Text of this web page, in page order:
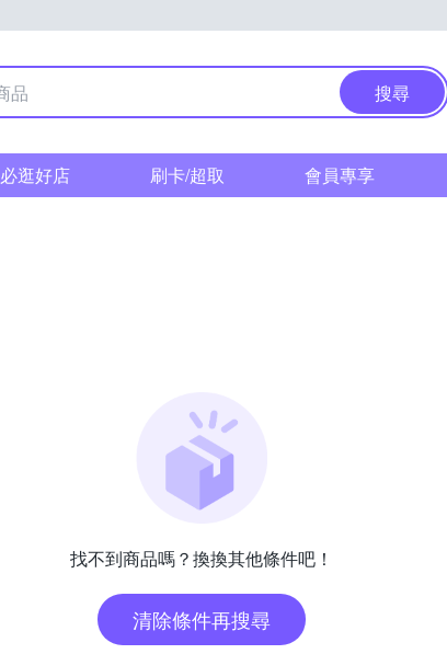
搜尋
必逛好店 刷卡/超取 會員專享
找不到商品嗎？換換其他條件吧！
清除條件再搜尋